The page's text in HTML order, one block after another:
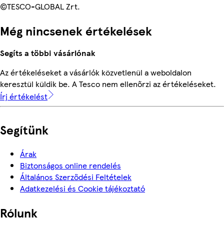
©TESCO-GLOBAL Zrt.
Még nincsenek értékelések
Segíts a többi vásárlónak
Az értékeléseket a vásárlók közvetlenül a weboldalon
keresztül küldik be. A Tesco nem ellenőrzi az értékeléseket.
Írj értékelést
Segítünk
Árak
Biztonságos online rendelés
Általános Szerződési Feltételek
Adatkezelési és Cookie tájékoztató
Rólunk